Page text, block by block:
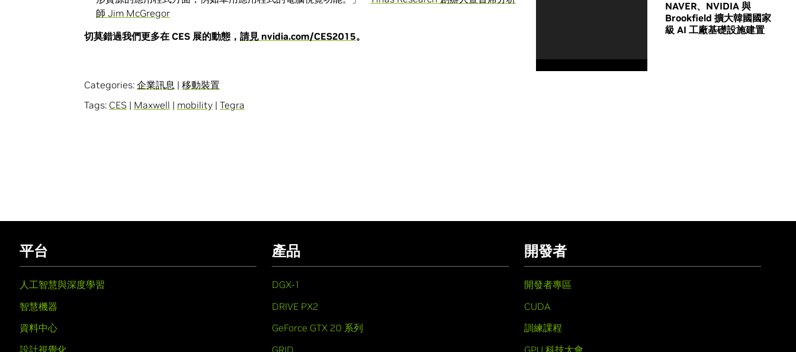
師 Jim McGregor
切莫錯過我們更多在 CES 展的動態， 請見 nvidia.com/CES2015。
Categories: 企業訊息 | 移動裝置
Tags: CES | Maxwell | mobility | Tegra
NAVER、NVIDIA 與
Brookfield 擴大韓國國家
級 AI 工廠基礎設施建置
平台
人工智慧與深度學習
智慧機器
資料中心
設計視覺化
產品
DGX-1
DRIVE PX2
GeForce GTX 20 系列
GRID
開發者
開發者專區
CUDA
訓練課程
GPU 科技大會